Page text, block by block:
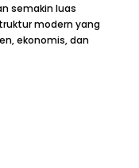
semakin luas
modern yang
ekonomis, dan